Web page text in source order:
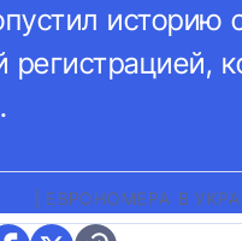
регистрацией,
ЕВРОНОМЕРА В